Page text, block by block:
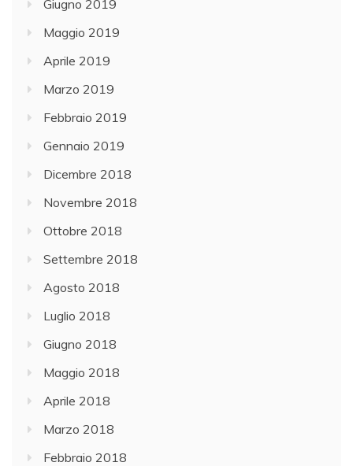
Giugno 2019
Maggio 2019
Aprile 2019
Marzo 2019
Febbraio 2019
Gennaio 2019
Dicembre 2018
Novembre 2018
Ottobre 2018
Settembre 2018
Agosto 2018
Luglio 2018
Giugno 2018
Maggio 2018
Aprile 2018
Marzo 2018
Febbraio 2018